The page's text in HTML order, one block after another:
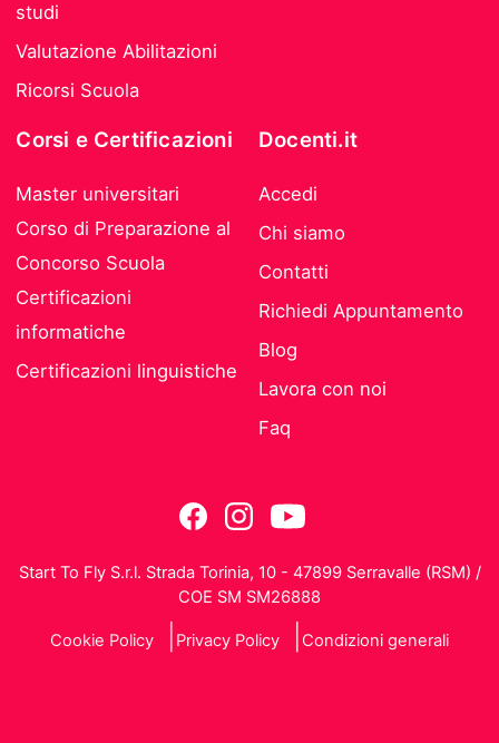
studi
Valutazione Abilitazioni
Ricorsi Scuola
Corsi e Certificazioni
Master universitari
Corso di Preparazione al
Concorso Scuola
Certificazioni
informatiche
Certificazioni linguistiche
Docenti.it
Accedi
Chi siamo
Contatti
Richiedi Appuntamento
Blog
Lavora con noi
Faq
Start To Fly S.r.l. Strada Torinia, 10 - 47899 Serravalle (RSM) /
COE SM SM26888
Cookie Policy Privacy Policy Condizioni generali